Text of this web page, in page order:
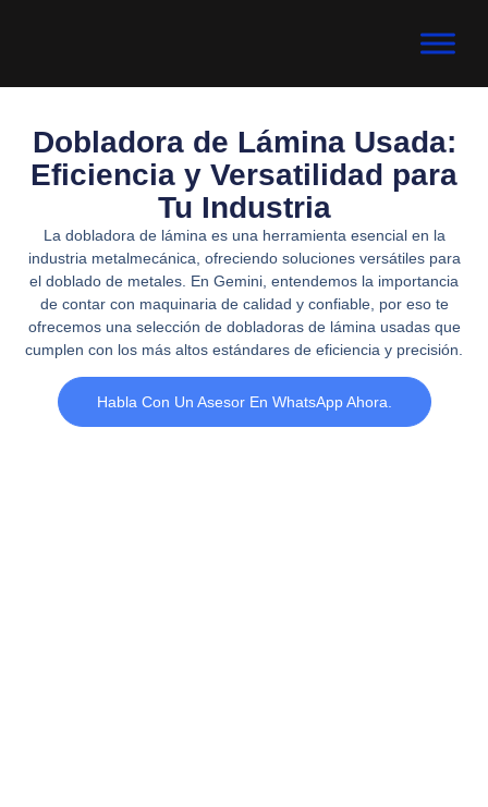
Dobladora de Lámina Usada:
Eficiencia y Versatilidad para
Tu Industria
La dobladora de lámina es una herramienta esencial en la
industria metalmecánica, ofreciendo soluciones versátiles para
el doblado de metales. En Gemini, entendemos la importancia
de contar con maquinaria de calidad y confiable, por eso te
ofrecemos una selección de dobladoras de lámina usadas que
cumplen con los más altos estándares de eficiencia y precisión.
Habla Con Un Asesor En WhatsApp Ahora.